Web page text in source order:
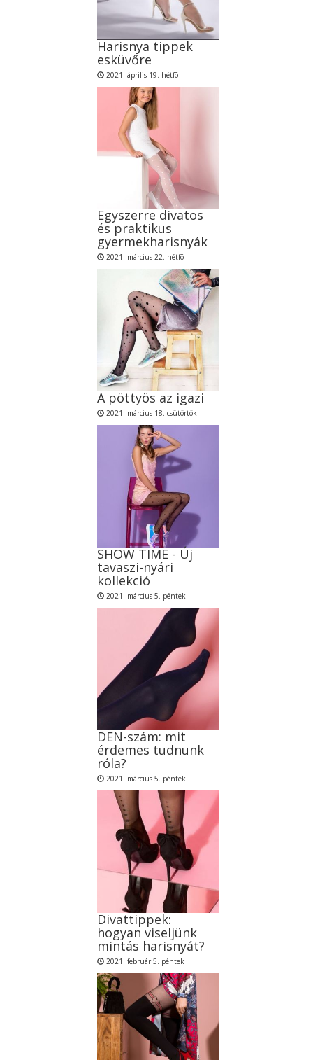
Harisnya tippek
esküvőre
2021. április 19. hétfõ
Egyszerre divatos
és praktikus
gyermekharisnyák
2021. március 22. hétfõ
A pöttyös az igazi
2021. március 18. csütörtök
SHOW TIME - Új
tavaszi-nyári
kollekció
2021. március 5. péntek
DEN-szám: mit
érdemes tudnunk
róla?
2021. március 5. péntek
Divattippek:
hogyan viseljünk
mintás harisnyát?
2021. február 5. péntek